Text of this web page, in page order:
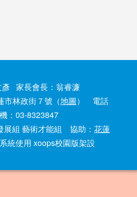
彥 家長會長：翁睿濂
市林政街７號（地圖） 電話
：03-8323847
展組 藝術才能組 協助： 花蓮
統使用 xoops校園版架設